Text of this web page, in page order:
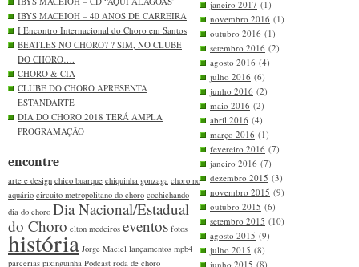
IBYS MACEIOH – 40 ANOS DE CARREIRA
I Encontro Internacional do Choro em Santos
BEATLES NO CHORO? ? SIM, NO CLUBE
DO CHORO….
CHORO & CIA
CLUBE DO CHORO APRESENTA
ESTANDARTE
DIA DO CHORO 2018 TERÁ AMPLA
PROGRAMAÇÃO
encontre
arte e design chico buarque chiquinha gonzaga choro no
aquário circuito metropolitano do choro cochichando
dia do choro Dia Nacional/Estadual
do Choro elton medeiros eventos fotos
história Jorge Maciel lançamentos mpb4
parcerias pixinguinha Podcast roda de choro
janeiro 2017 (1)
novembro 2016 (1)
outubro 2016 (1)
setembro 2016 (2)
agosto 2016 (4)
julho 2016 (6)
junho 2016 (2)
maio 2016 (2)
abril 2016 (4)
março 2016 (1)
fevereiro 2016 (7)
janeiro 2016 (7)
dezembro 2015 (3)
novembro 2015 (9)
outubro 2015 (6)
setembro 2015 (10)
agosto 2015 (9)
julho 2015 (8)
junho 2015 (8)